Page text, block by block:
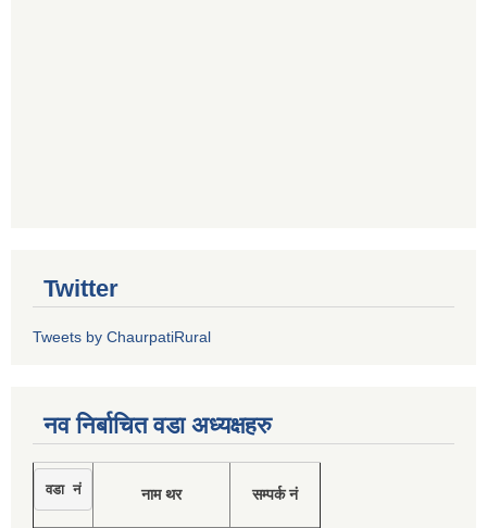
Twitter
Tweets by ChaurpatiRural
नव निर्बाचित वडा अध्यक्षहरु
वडा नं नाम थर सम्पर्क नं